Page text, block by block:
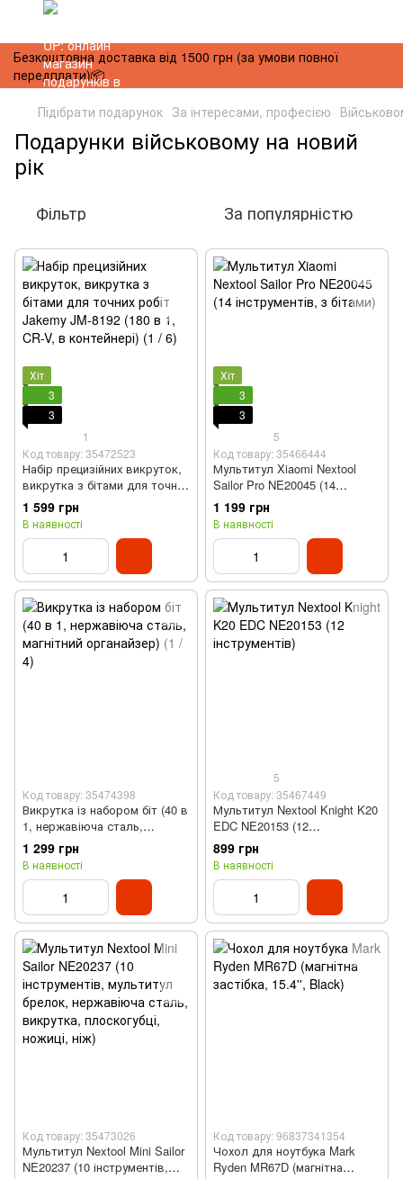
Безкоштовна доставка від 1500 грн (за умови повної
передплати)📦
Підібрати подарунок За інтересами, професією
Подарунки військовому на новий
рік
Фільтр За популярністю
Хіт
3
3
1
Код товару: 35472523
Набір прецизійних викруток,
викрутка з бітами для точних
робіт Jakemy JM-8192 (180 в
1, CR-V, в контейнері)
1 599 грн
В наявності
Хіт
3
3
5
Код товару: 35466444
Мультитул Xiaomi Nextool
Sailor Pro NE20045 (14
інструментів, з бітами)
1 199 грн
В наявності
Код товару: 35474398
Викрутка із набором біт (40 в
1, нержавіюча сталь,
магнітний органайзер)
1 299 грн
В наявності
5
Код товару: 35467449
Мультитул Nextool Knight K20
EDC NE20153 (12
інструментів)
899 грн
В наявності
Код товару: 35473026
Мультитул Nextool Mini Sailor
NE20237 (10 інструментів,
Код товару: 96837341354
Чохол для ноутбука Mark
Ryden MR67D (магнітна